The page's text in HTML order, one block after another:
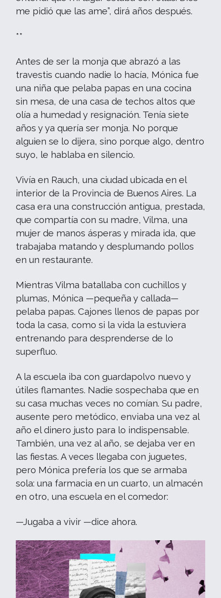
me pidió que las ame”, dirá años después.
**
Antes de ser la monja que abrazó a las
travestis cuando nadie lo hacía, Mónica fue
una niña que pelaba papas en una cocina
sin mesa, de una casa de techos altos que
olía a humedad y resignación. Tenía siete
años y ya quería ser monja. No porque
alguien se lo dijera, sino porque algo, dentro
suyo, le hablaba en silencio.
Vivía en Rauch, una ciudad ubicada en el
interior de la Provincia de Buenos Aires. La
casa era una construcción antigua, prestada,
que compartía con su madre, Vilma, una
mujer de manos ásperas y mirada ida, que
trabajaba matando y desplumando pollos
en un restaurante.
Mientras Vilma batallaba con cuchillos y
plumas, Mónica —pequeña y callada—
pelaba papas. Cajones llenos de papas por
toda la casa, como si la vida la estuviera
entrenando para desprenderse de lo
superfluo.
A la escuela iba con guardapolvo nuevo y
útiles flamantes. Nadie sospechaba que en
su casa muchas veces no comían. Su padre,
ausente pero metódico, enviaba una vez al
año el dinero justo para lo indispensable.
También, una vez al año, se dejaba ver en
las fiestas. A veces llegaba con juguetes,
pero Mónica prefería los que se armaba
sola: una farmacia en un cuarto, un almacén
en otro, una escuela en el comedor:
—Jugaba a vivir —dice ahora.